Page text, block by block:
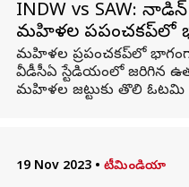
INDW vs SAW: నాడిన్
మహిళల
మహిళల ప్రపంచకప్‌లో
వీడీసీఏ స్టేడియంలో జరిగిన
మహిళల జట్టుకు తొలి ఓటమి
19 Nov 2023 • టీమిండియా